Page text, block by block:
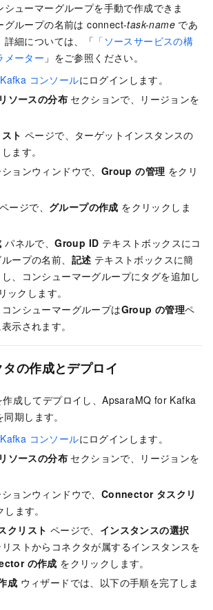
シューマーグループを手動で作成できま
グループの名前は connect-task-name であ
詳細については、「 「ソースサービスの構
メーター 」をご参照ください。
コンソールにログインします。
リソースの分布 セクションで、リージョンを
ト ページで、ターゲットインスタンスの
ます。
ョンウィンドウで、 Group の管理 をクリ
ページで、 グループの作成 をクリックしま
パネルで、Group ID テキストボックスにコ
ープの名前、 記述 テキストボックスに簡
、コンシューマーグループにタグを追加し
ックします。
ンシューマーグループはGroup の管理ペ
示されます。
の作成とデプロイ
成してデプロイし、ApsaraMQ for Kafka
期します。
コンソールにログインします。
リソースの分布 セクションで、リージョンを
ョンウィンドウで、 Connector タスクリ
ます。
クリスト ページで、 インスタンスの選択
リストからコネクタが属するインスタンスを
の作成 をクリックします。
成 ウィザードでは、以下の手順を完了しま